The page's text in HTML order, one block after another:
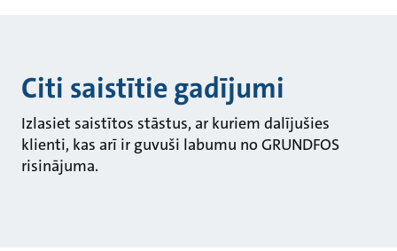
Citi saistītie gadījumi
Izlasiet saistītos stāstus, ar kuriem dalījušies
klienti, kas arī ir guvuši labumu no GRUNDFOS
risinājuma.